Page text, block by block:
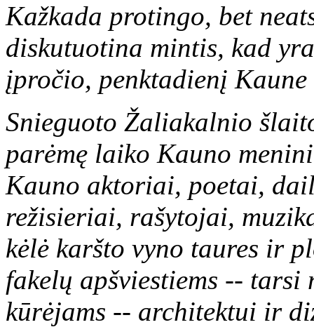
Kažkada protingo, bet
diskutuotina mintis, kad
įpročio, penktadienį
Snieguoto Žaliakalnio
parėmę laiko Kauno
Kauno aktoriai, poetai,
režisieriai, rašytojai,
kėlė karšto vyno taures ir
fakelų apšviestiems -- tarsi
kūrėjams -- architektui ir